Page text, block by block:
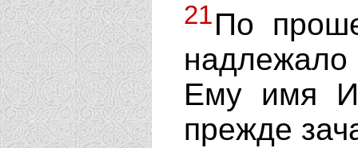
21По
Ему имя
прежде